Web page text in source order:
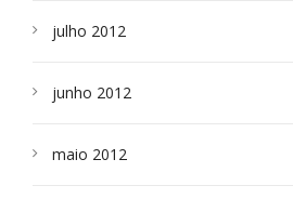
julho 2012
junho 2012
maio 2012